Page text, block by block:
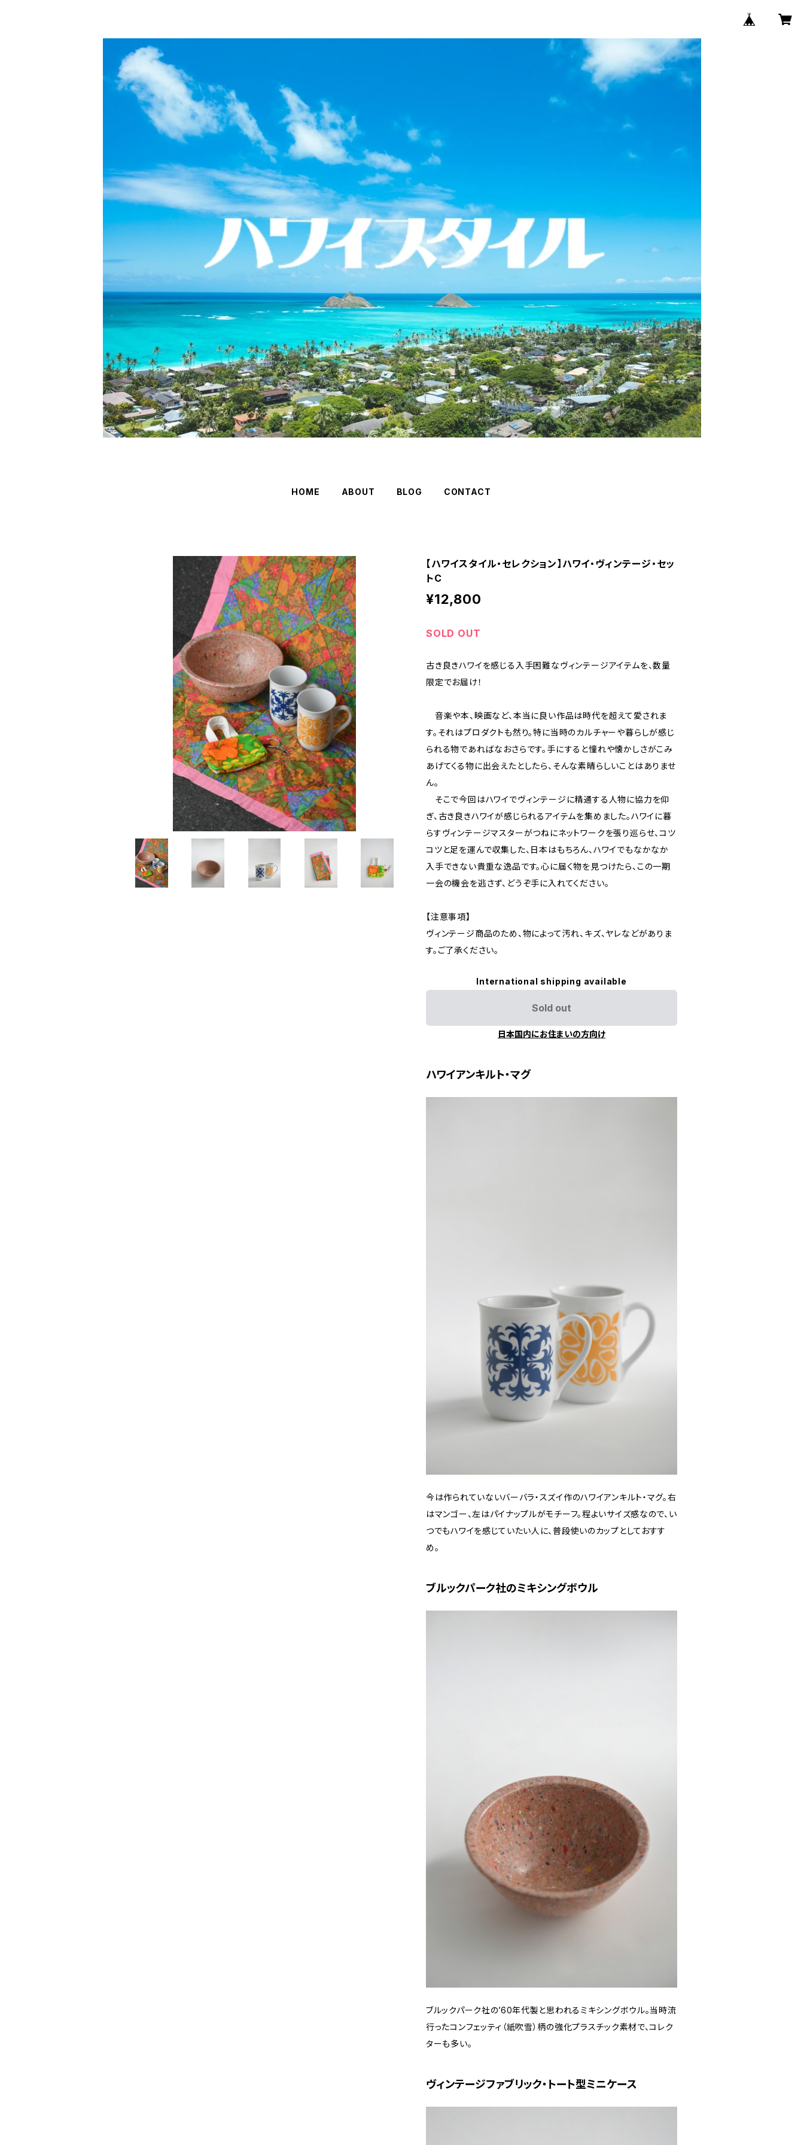
HOME ABOUT BLOG CONTACT
【ハワイスタイル・セレクション】ハワイ・ヴィンテージ・セッ
トC
¥12,800
SOLD OUT
古き良きハワイを感じる入手困難なヴィンテージアイテムを、数量
限定でお届け！
音楽や本、映画など、本当に良い作品は時代を超えて愛されま
す。それはプロダクトも然り。特に当時のカルチャーや暮らしが感じ
られる物であればなおさらです。手にすると憧れや懐かしさがこみ
あげてくる物に出会えたとしたら、そんな素晴らしいことはありませ
ん。
そこで今回はハワイでヴィンテージに精通する人物に協力を仰
ぎ、古き良きハワイが感じられるアイテムを集めました。ハワイに暮
らすヴィンテージマスターがつねにネットワークを張り巡らせ、コツ
コツと足を運んで収集した、日本はもちろん、ハワイでもなかなか
入手できない貴重な逸品です。心に届く物を見つけたら、この一期
一会の機会を逃さず、どうぞ手に入れてください。
【注意事項】
ヴィンテージ商品のため、物によって汚れ、キズ、ヤレなどがありま
す。ご了承ください。
International shipping available
Sold out
日本国内にお住まいの方向け
ハワイアンキルト・マグ
今は作られていないバーバラ・スズイ作のハワイアンキルト・マグ。右
はマンゴー、左はパイナップルがモチーフ。程よいサイズ感なので、い
つでもハワイを感じていたい人に、普段使いのカップとしておすす
め。
ブルックパーク社のミキシングボウル
ブルックパーク社の’60年代製と思われるミキシングボウル。当時流
行ったコンフェッティ（紙吹雪）柄の強化プラスチック素材で、コレク
ターも多い。
ヴィンテージファブリック・トート型ミニケース